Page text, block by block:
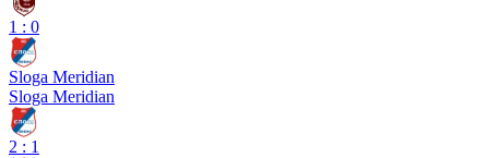
1 : 0
Sloga Meridian
Sloga Meridian
2 : 1